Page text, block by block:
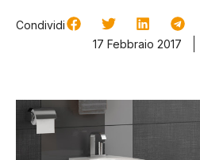
Condividi
17 Febbraio 2017